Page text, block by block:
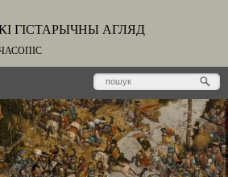
ГІСТАРЫЧНЫ АГЛЯД